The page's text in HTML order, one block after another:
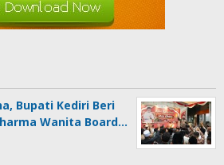
Bupati Kediri Beri
Wanita Board…